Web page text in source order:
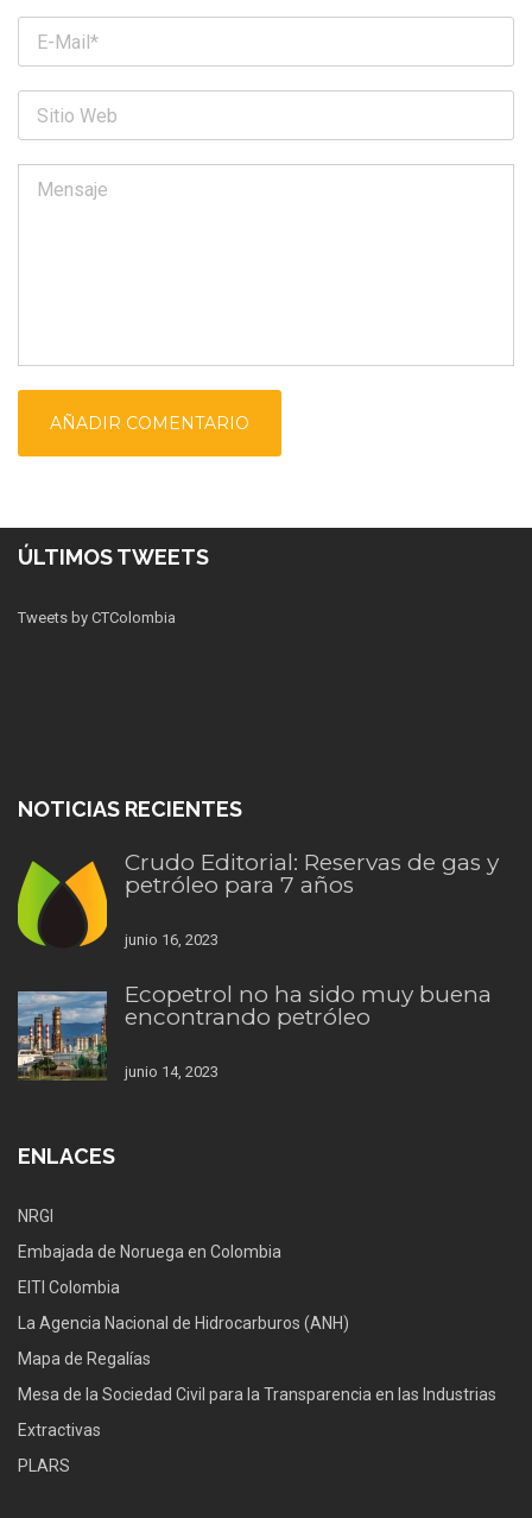
ÚLTIMOS TWEETS
Tweets by CTColombia
NOTICIAS RECIENTES
Crudo Editorial: Reservas de gas y
petróleo para 7 años
junio 16, 2023
Ecopetrol no ha sido muy buena
encontrando petróleo
junio 14, 2023
ENLACES
NRGI
Embajada de Noruega en Colombia
EITI Colombia
La Agencia Nacional de Hidrocarburos (ANH)
Mapa de Regalías
Mesa de la Sociedad Civil para la Transparencia en las Industrias
Extractivas
PLARS